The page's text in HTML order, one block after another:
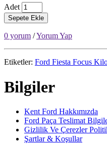
Adet
Sepete Ekle
0 yorum /Yorum Yap
Etiketler: Ford Fiesta Focus
Bilgiler
Kent Ford Hakkımızda
Ford Paça Teslimat
Gizlilik Ve Çerezler
Şartlar & Koşullar